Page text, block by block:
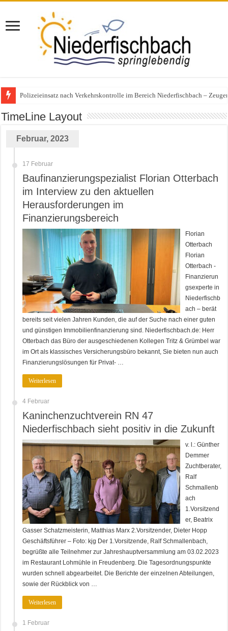
Polizeieinsatz nach Verkehrskontrolle im Bereich Niederfischbach –
25 Jahre KonzeptVital: Ein Vierteljahrhundert für Gesundheit und
TimeLine Layout
Februar, 2023
17 Februar
Baufinanzierungspezialist Florian Otterbach
im Interview zu den aktuellen
Herausforderungen im
Finanzierungsbereich
Florian
Otterbach
Florian
Otterbach -
Finanzierun
gsexperte in
Niederfischb
ach – berät
bereits seit vielen Jahren Kunden, die auf der Suche nach einer guten
und günstigen Immobilienfinanzierung sind. Niederfischbach.de: Herr
Otterbach das Büro der ausgeschiedenen Kollegen Tritz & Grümbel war
im Ort als klassisches Versicherungsbüro bekannt, Sie bieten nun auch
Finanzierungslösungen für Privat- …
Weiterlesen
4 Februar
Kaninchenzuchtverein RN 47
Niederfischbach sieht positiv in die Zukunft
v. l.: Günther
Demmer
Zuchtberater,
Ralf
Schmallenb
ach
1.Vorsitzend
er, Beatrix
Gasser Schatzmeisterin, Matthias Marx 2.Vorsitzender, Dieter Hopp
Geschäftsführer – Foto: kjg Der 1.Vorsitzende, Ralf Schmallenbach,
begrüßte alle Teilnehmer zur Jahreshauptversammlung am 03.02.2023
im Restaurant Lohmühle in Freudenberg. Die Tagesordnungspunkte
wurden schnell abgearbeitet. Die Berichte der einzelnen Abteilungen,
sowie der Rückblick von …
Weiterlesen
1 Februar